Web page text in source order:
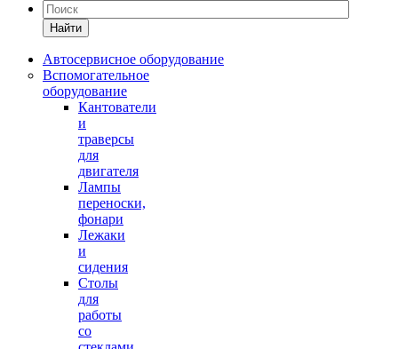
Найти
Автосервисное оборудование
Вспомогательное
оборудование
Кантователи
и
траверсы
для
двигателя
Лампы
переноски,
фонари
Лежаки
и
сидения
Столы
для
работы
со